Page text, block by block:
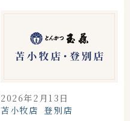
2026年2月13日
苫小牧店 登別店